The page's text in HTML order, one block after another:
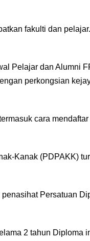
fakulti dan
Pelajar dan Alumni
perkongsian
cara
Kanak (PDPAKK)
Persatuan
2 tahun Diploma